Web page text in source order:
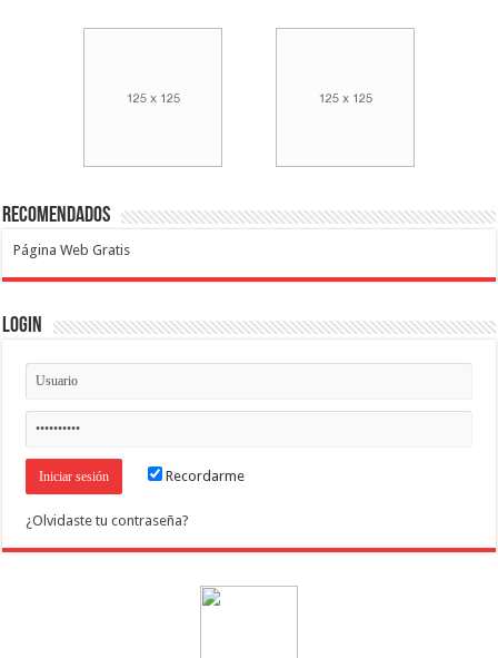
Recomendados
Página Web Gratis
Login
Recordarme
¿Olvidaste tu contraseña?